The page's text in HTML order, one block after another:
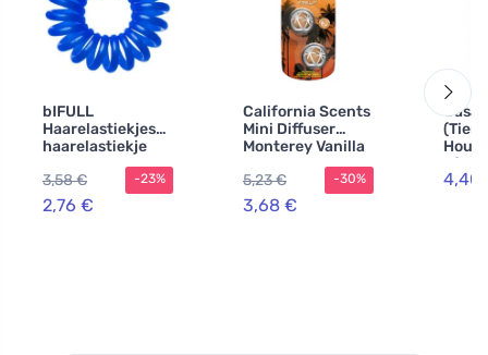
bIFULL
Haarelastiekjes
haarelastiekje
3,58 €
2,76 €
-23%
California Scents
Mini Diffuser
Monterey Vanilla
geur voor de auto
2 x 3 ml
5,23 €
3,68 €
-30%
Casa
met
4,40